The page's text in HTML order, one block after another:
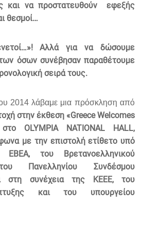
και να προστατευθούν εφεξής
θεσμοί…
Αλλά για να δώσουμε
όσων συνέβησαν παραθέτουμε
σειρά τους.
2014 λάβαμε μια πρόσκληση από
στην έκθεση «Greece Welcomes
OLYMPIA NATIONAL HALL,
με την επιστολή ετίθετο υπό
του Βρετανοελληνικού
Πανελληνίου Συνδέσμου
στη συνέχεια της ΚΕΕΕ, του
και του υπουργείου